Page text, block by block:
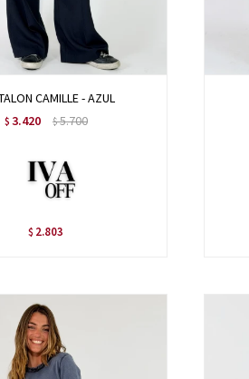
CAMILLE - AZUL
$ 3.420 $5.700
$ 2.803